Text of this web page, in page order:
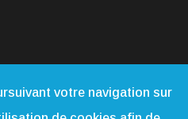
FM. Tous Droits Réservés |
votre navigation sur